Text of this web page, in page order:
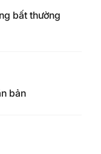
bất thường
bản